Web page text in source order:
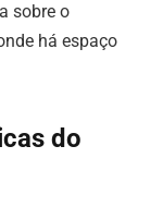
sobre o
há espaço
do